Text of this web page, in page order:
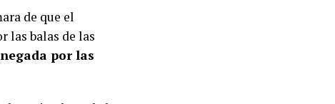
a las RSF de
batallas en barrios